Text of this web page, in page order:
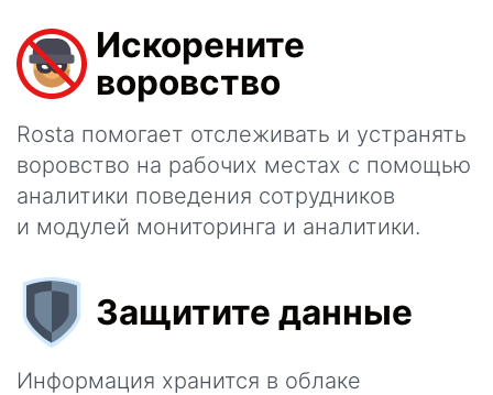
Искорените
воровство
Rosta помогает отслеживать и устранять
воровство на рабочих местах с помощью
аналитики поведения сотрудников
и модулей мониторинга и аналитики.
Защитите данные
Информация хранится в облаке